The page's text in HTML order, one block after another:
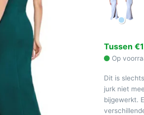
Tussen
Op
Dit is
jurk niet
bijgewerkt.